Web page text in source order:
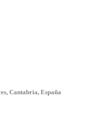
Cantabria, España